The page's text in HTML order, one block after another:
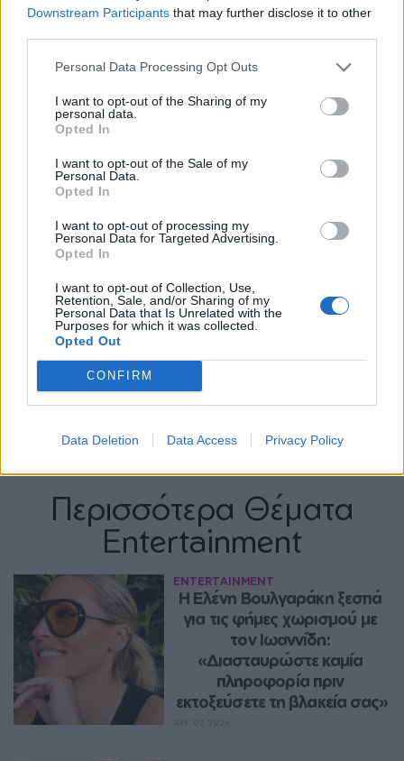
Downstream Participants that may further disclose it to other
Personal Data Processing Opt Outs
I want to opt-out of the Sharing of my
personal data.
Opted In
I want to opt-out of the Sale of my
Personal Data.
Opted In
I want to opt-out of processing my
Personal Data for Targeted Advertising.
Opted In
I want to opt-out of Collection, Use,
Retention, Sale, and/or Sharing of my
Personal Data that Is Unrelated with the
Purposes for which it was collected.
Opted Out
CONFIRM
Data Deletion Data Access Privacy Policy
ΔΙΑΦΗΜΙΣΗ
Περισσότερα Θέματα
Entertainment
ENTERTAINMENT
Η Ελένη Βουλγαράκη ξεσπά
για τις φήμες χωρισμού με
τον Ιωαννίδη:
«Διασταυρώστε καμία
πληροφορία πριν
εκτοξεύσετε τη βλακεία σας»